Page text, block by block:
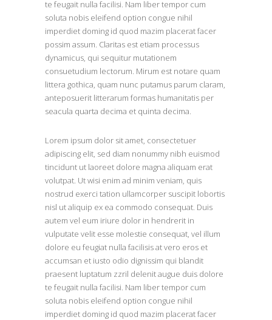
te feugait nulla facilisi. Nam liber tempor cum
soluta nobis eleifend option congue nihil
imperdiet doming id quod mazim placerat facer
possim assum. Claritas est etiam processus
dynamicus, qui sequitur mutationem
consuetudium lectorum. Mirum est notare quam
littera gothica, quam nunc putamus parum claram,
anteposuerit litterarum formas humanitatis per
seacula quarta decima et quinta decima.
Lorem ipsum dolor sit amet, consectetuer
adipiscing elit, sed diam nonummy nibh euismod
tincidunt ut laoreet dolore magna aliquam erat
volutpat. Ut wisi enim ad minim veniam, quis
nostrud exerci tation ullamcorper suscipit lobortis
nisl ut aliquip ex ea commodo consequat. Duis
autem vel eum iriure dolor in hendrerit in
vulputate velit esse molestie consequat, vel illum
dolore eu feugiat nulla facilisis at vero eros et
accumsan et iusto odio dignissim qui blandit
praesent luptatum zzril delenit augue duis dolore
te feugait nulla facilisi. Nam liber tempor cum
soluta nobis eleifend option congue nihil
imperdiet doming id quod mazim placerat facer